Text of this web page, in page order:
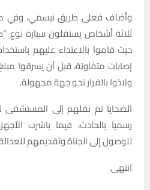
وأضاف فعلى طريق نيسمي، وفي
ثلاثة أشخاص يستقلون سيارة نوع
حيث قاموا بالاعتداء عليهم
ولاذوا بالفرار نحو جهة مجهولة.
الضحايا تم نقلهم إلى المستشفى
رسميا بالحادث، فيما باشرت
للوصول إلى الجناة وتقديمهم
انتهى.